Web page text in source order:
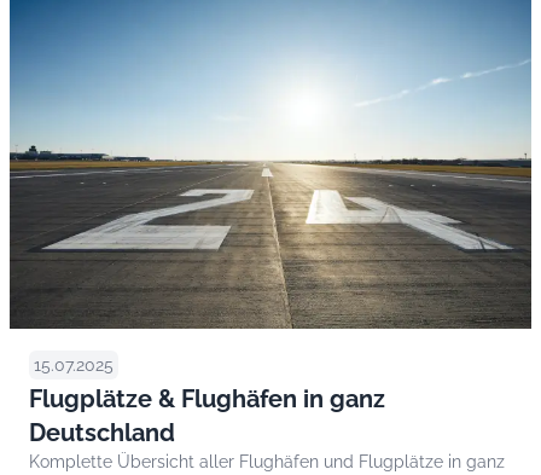
15.07.2025
Flugplätze & Flughäfen in ganz
Deutschland
Komplette Übersicht aller Flughäfen und Flugplätze in ganz